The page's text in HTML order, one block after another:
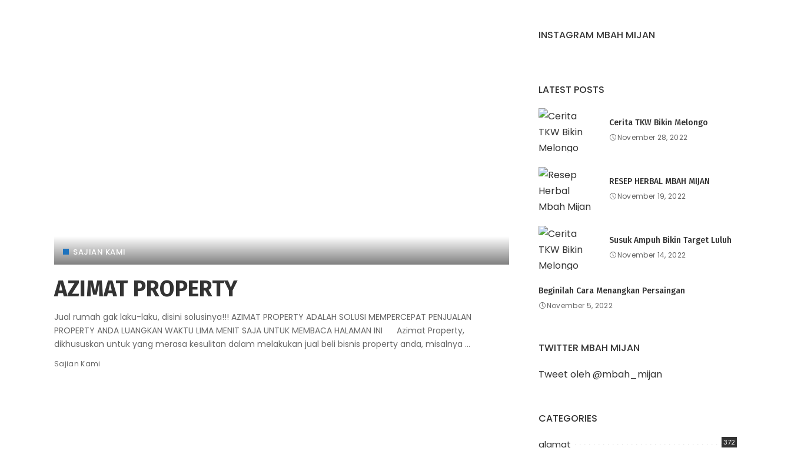
SAJIAN KAMI
AZIMAT PROPERTY
Jual rumah gak laku-laku, disini solusinya!!! AZIMAT PROPERTY ADALAH SOLUSI MEMPERCEPAT PENJUALAN
PROPERTY ANDA LUANGKAN WAKTU LIMA MENIT SAJA UNTUK MEMBACA HALAMAN INI Azimat Property,
dikhususkan untuk yang merasa kesulitan dalam melakukan jual beli bisnis property anda, misalnya ...
Sajian Kami
INSTAGRAM MBAH MIJAN
LATEST POSTS
Cerita TKW Bikin Melongo
November 28, 2022
RESEP HERBAL MBAH MIJAN
November 19, 2022
Susuk Ampuh Bikin Target Luluh
November 14, 2022
Beginilah Cara Menangkan Persaingan
November 5, 2022
TWITTER MBAH MIJAN
Tweet oleh @mbah_mijan
CATEGORIES
alamat 372